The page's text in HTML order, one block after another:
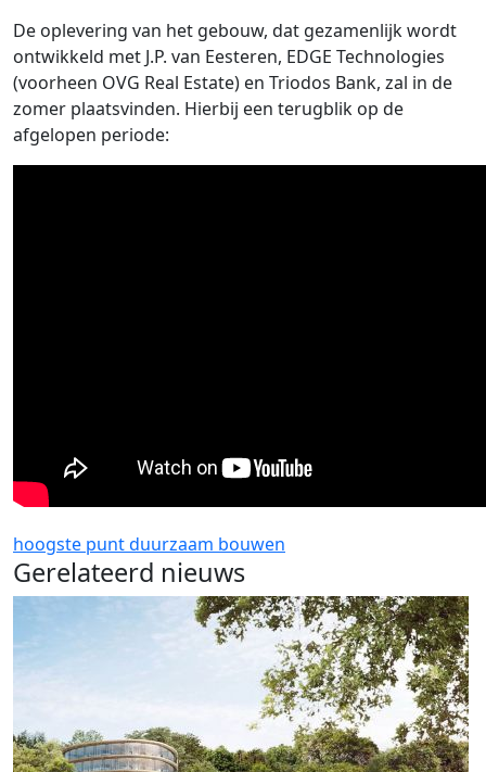
De oplevering van het gebouw, dat gezamenlijk wordt
ontwikkeld met J.P. van Eesteren, EDGE Technologies
(voorheen OVG Real Estate) en Triodos Bank, zal in de
zomer plaatsvinden. Hierbij een terugblik op de
afgelopen periode:
hoogste puntduurzaam bouwen
Gerelateerd nieuws